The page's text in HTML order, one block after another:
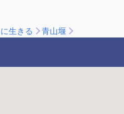
生きる 青山堰